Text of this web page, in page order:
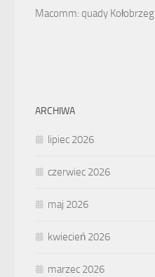
Macomm: quady Kołobrzeg
ARCHIWA
lipiec 2026
czerwiec 2026
maj 2026
kwiecień 2026
marzec 2026